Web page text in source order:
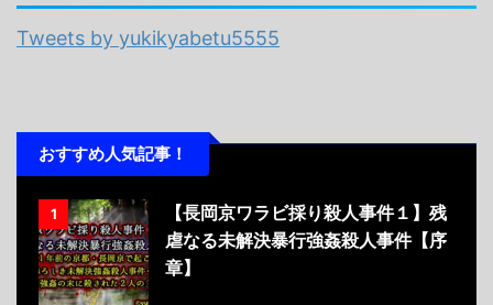
Tweets by yukikyabetu5555
おすすめ人気記事！
1
【長岡京ワラビ採り殺人事件１】残
虐なる未解決暴行強姦殺人事件【序
章】